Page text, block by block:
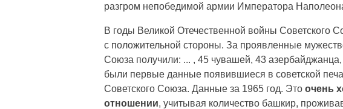
разгром непобедимой армии Императора
В годы Великой Отечественной войны Советского
с положительной стороны. За проявленные
Союза получили: ... , 45 чувашей, 43 азербайджанца,
были первые данные появившиеся в советской
Советского Союза. Данные за 1965 год. Это очень
отношении, учитывая количество башкир,